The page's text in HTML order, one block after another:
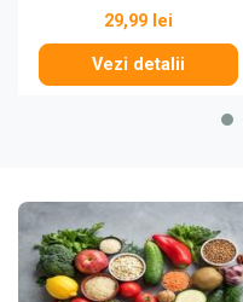
29,99 lei
Vezi detalii